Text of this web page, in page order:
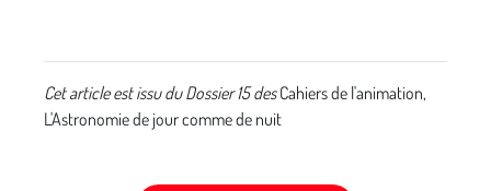
Cet article est issu du Dossier 15 desCahiers de l'animation,
L'Astronomie de jour comme de nuit